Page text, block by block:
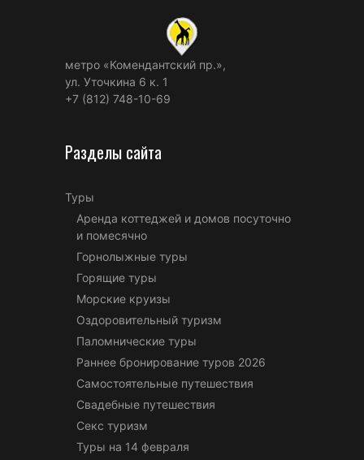
метро «Комендантский пр.»,
ул. Уточкина 6 к. 1
+7 (812) 748-10-69
Разделы сайта
Туры
Аренда коттеджей и домов посуточно
и помесячно
Горнолыжные туры
Горящие туры
Морские круизы
Оздоровительный туризм
Паломнические туры
Раннее бронирование туров 2026
Самостоятельные путешествия
Свадебные путешествия
Секс туризм
Туры на 14 февраля